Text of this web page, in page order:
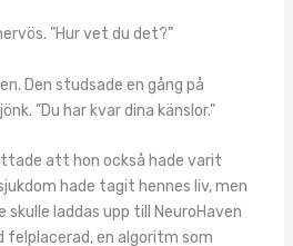
”Hur vet du det?”
Den studsade en gång på
”Du har kvar dina känslor.”
att hon också hade varit
hade tagit hennes liv, men
laddas upp till NeuroHaven
felplacerad, en algoritm som